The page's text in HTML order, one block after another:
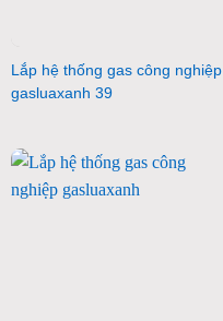
Lắp hệ thống gas công nghiệp
gasluaxanh 39